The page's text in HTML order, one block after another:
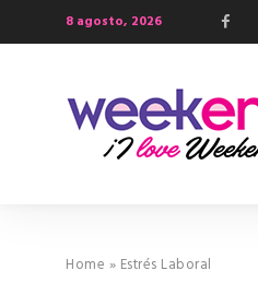
8 agosto, 2026
Home » Estrés Laboral